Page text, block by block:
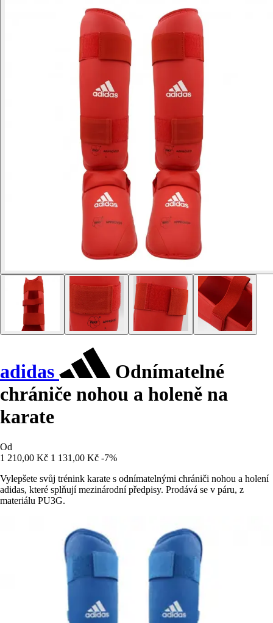
adidas
Odnímatelné
chrániče nohou a holeně na
karate
Od
1 210,00 Kč 1 131,00 Kč -7%
Vylepšete svůj trénink karate s odnímatelnými chrániči nohou a holení
adidas, které splňují mezinárodní předpisy. Prodává se v páru, z
materiálu PU3G.